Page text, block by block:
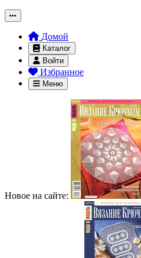
Домой
Каталог
Войти
Избранное
Меню
Новое на сайте: